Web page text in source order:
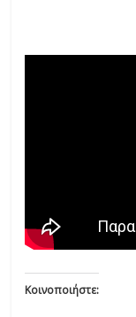
Κοινοποιήστε: